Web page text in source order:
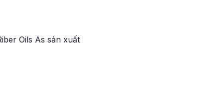
Oils As sản xuất